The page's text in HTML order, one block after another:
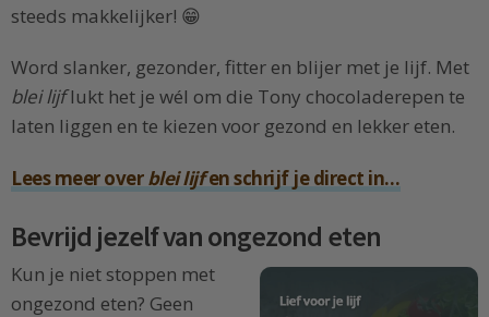
steeds makkelijker! 😁
Word slanker, gezonder, fitter en blijer met je lijf. Met
blei lijflukt het je wél om die Tony chocoladerepen te
laten liggen en te kiezen voor gezond en lekker eten.
Lees meer overblei lijfen schrijf je direct in…
Bevrijd jezelf van ongezond eten
Kun je niet stoppen met
ongezond eten? Geen